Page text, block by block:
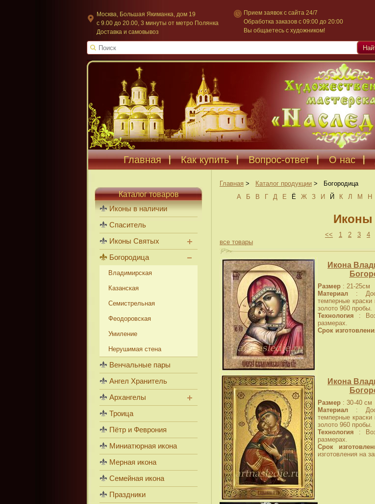
Москва, Большая Якиманка, дом 19
c 9.00 до 20.00, 3 минуты от метро Полянка
Доставка и самовывоз
Прием заявок с сайта 24/7
Обработка заказов с 09:00 до 20:00
Вы общаетесь с художником!
Главная Как купить Вопрос-ответ О нас
Главная > Каталог продукции >
Богородица
А
Б В Г Д Е Ё Ж З И Й К Л М Н
Иконы
<< 1 2 3 4
все товары
Икона
Размер : 21-25см
Материал :
темперные
золото 960 пробы.
Технология :
размерах.
Срок
Икона
Размер : 30-40 см
Материал :
темперные
золото 960 пробы.
Технология :
размерах.
Срок
изготовления на
Каталог товаров
Иконы в наличии
Спаситель
Иконы Святых
Богородица
Владимирская
Казанская
Семистрельная
Феодоровская
Умиление
Нерушимая стена
Венчальные пары
Ангел Хранитель
Архангелы
Троица
Пётр и Феврония
Миниатюрная икона
Мерная икона
Семейная икона
Праздники